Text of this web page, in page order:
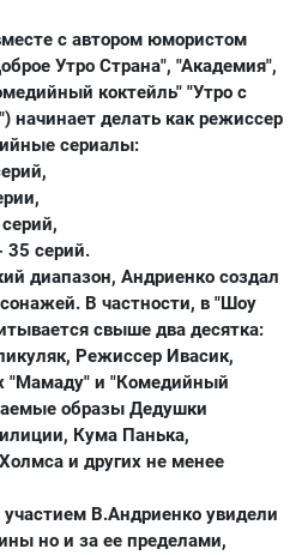
с автором юмористом
Утро Страна", "Академия",
коктейль" "Утро с
делать как режиссер
сериалы:
35 серий.
диапазон, Андриенко создал
В частности, в "Шоу
свыше два десятка:
Режиссер Ивасик,
"Мамаду" и "Комедийный
образы Дедушки
Кума Панька,
и других не менее
В.Андриенко увидели
но и за ее пределами,